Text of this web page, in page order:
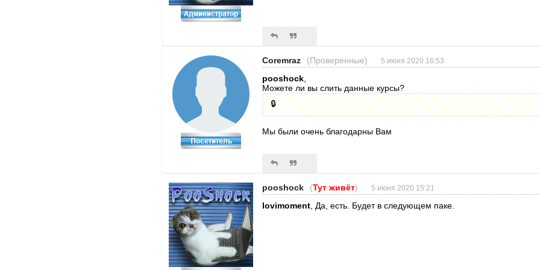
Coremraz (Проверенные) 5 июня 2020 16:53
pooshock
Можете ли вы слить данные курсы?
🔒
Мы были очень благодарны Вам
pooshock (Тут живёт) 5 июня 2020 15:21
lovimoment , Да, есть. Будет в следующем паке.